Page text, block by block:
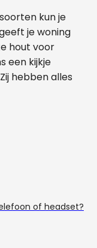
kun je
je woning
hout voor
een kijkje
hebben alles
of headset?